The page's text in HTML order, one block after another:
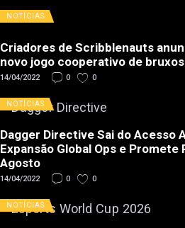
NOTÍCIAS
Criadores de Scribblenauts
novo jogo cooperativo de
14/04/2022 0 0
NOTÍCIAS
Dagger Directive Sai do Acesso
Expansão Global Ops e Promete
Agosto
14/04/2022 0 0
NOTÍCIAS